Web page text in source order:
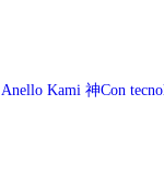
Anello Kami 神Con